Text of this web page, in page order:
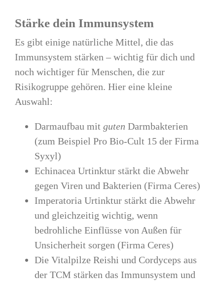
Stärke dein Immunsystem
Es gibt einige natürliche Mittel, die das
Immunsystem stärken – wichtig für dich und
noch wichtiger für Menschen, die zur
Risikogruppe gehören. Hier eine kleine
Auswahl:
Darmaufbau mit guten Darmbakterien
(zum Beispiel Pro Bio-Cult 15 der Firma
Syxyl)
Echinacea Urtinktur stärkt die Abwehr
gegen Viren und Bakterien (Firma Ceres)
Imperatoria Urtinktur stärkt die Abwehr
und gleichzeitig wichtig, wenn
bedrohliche Einflüsse von Außen für
Unsicherheit sorgen (Firma Ceres)
Die Vitalpilze Reishi und Cordyceps aus
der TCM stärken das Immunsystem und